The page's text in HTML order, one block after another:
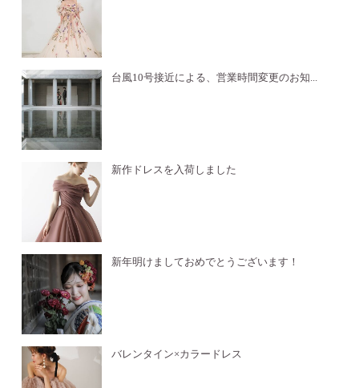
台風10号接近による、営業時間変更のお知...
新作ドレスを入荷しました
新年明けましておめでとうございます！
バレンタイン×カラードレス